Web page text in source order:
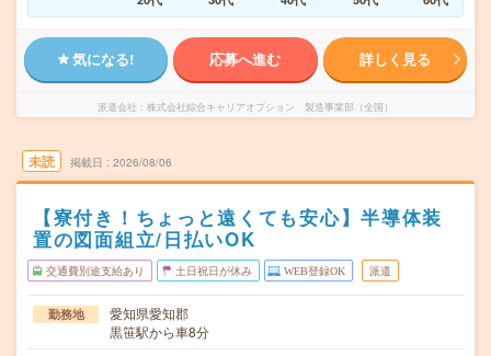
気になる! 応募へ進む 詳しく見る
派遣会社 株式会社綜合キャリアオプション 製造事業部（全国）
未読 掲載日 2026/08/06
【寮付き！ちょっと遠くても安心】半導体装
置の図面組立/日払いOK
交通費別途支給あり 土日祝日が休み WEB登録OK 派遣
勤務地
愛知県愛知郡
黒笹駅から車8分